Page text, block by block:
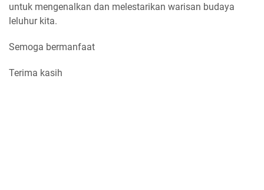
untuk mengenalkan dan melestarikan warisan budaya
leluhur kita.
Semoga bermanfaat
Terima kasih